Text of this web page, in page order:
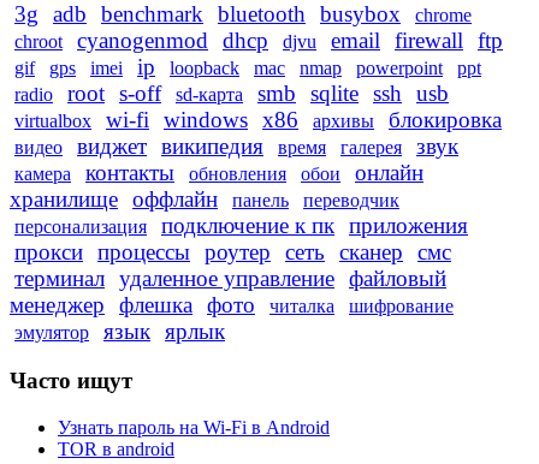
3g
adb benchmark bluetooth busybox
chrome
chroot
cyanogenmod dhcp djvu email firewall ftp
gif gps imei ip loopback mac nmap powerpoint
ppt
radio
root s-off sd-карта smb sqlite ssh usb
virtualbox wi-fi windows x86 архивы блокировка
видео виджет википедия время галерея звук
камера контакты обновления обои
онлайн
хранилище оффлайн панель
переводчик
персонализация
подключение к пк приложения
прокси процессы роутер сеть сканер
смс
терминал удаленное управление файловый
менеджер
флешка фото читалка
шифрование
эмулятор
язык ярлык
Часто ищут
Узнать пароль на Wi-Fi в Android
TOR в android